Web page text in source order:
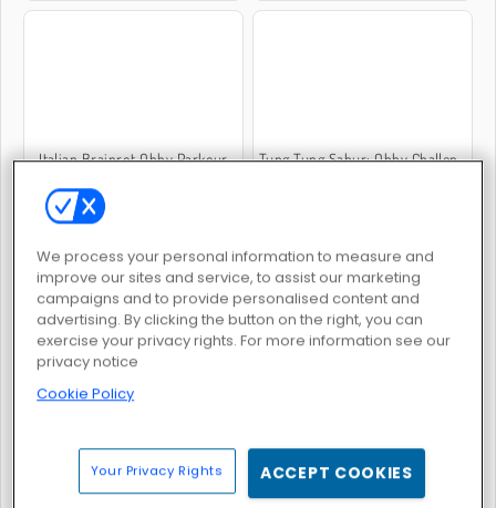
Italian Brainrot Obby Parkour Tung Tung Sahur: Obby Challenge
Italian Brainrot Bike Rush Steal Brainrot Original 3D
We process your personal information to measure and
improve our sites and service, to assist our marketing
campaigns and to provide personalised content and
advertising. By clicking the button on the right, you can
exercise your privacy rights. For more information see our
privacy notice
Cookie Policy
Your Privacy Rights ACCEPT COOKIES